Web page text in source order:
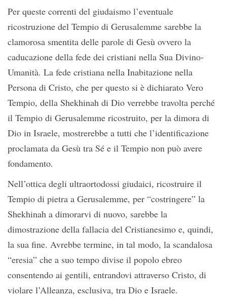
Per queste correnti del giudaismo l’eventuale
ricostruzione del Tempio di Gerusalemme sarebbe la
clamorosa smentita delle parole di Gesù ovvero la
caducazione della fede dei cristiani nella Sua Divino-
Umanità. La fede cristiana nella Inabitazione nella
Persona di Cristo, che per questo si è dichiarato Vero
Tempio, della Shekhinah di Dio verrebbe travolta perché
il Tempio di Gerusalemme ricostruito, per la dimora di
Dio in Israele, mostrerebbe a tutti che l’identificazione
proclamata da Gesù tra Sé e il Tempio non può avere
fondamento.
Nell’ottica degli ultraortodossi giudaici, ricostruire il
Tempio di pietra a Gerusalemme, per “costringere” la
Shekhinah a dimorarvi di nuovo, sarebbe la
dimostrazione della fallacia del Cristianesimo e, quindi,
la sua fine. Avrebbe termine, in tal modo, la scandalosa
“eresia” che a suo tempo divise il popolo ebreo
consentendo ai gentili, entrandovi attraverso Cristo, di
violare l’Alleanza, esclusiva, tra Dio e Israele.